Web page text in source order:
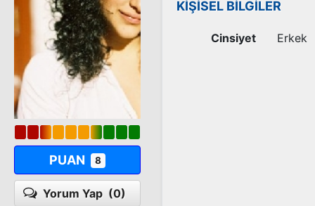
PUAN 8
Yorum Yap (0)
KİŞİSEL BİLGİLER
Cinsiyet Erkek